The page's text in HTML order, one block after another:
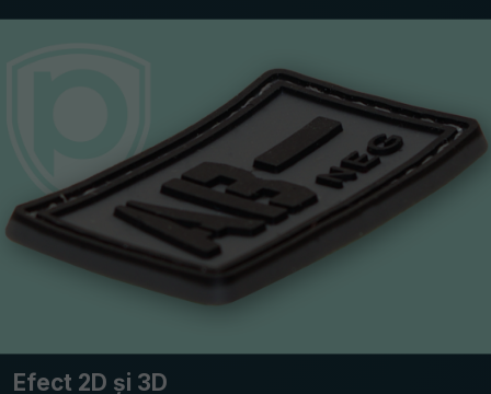
Efect 2D și 3D